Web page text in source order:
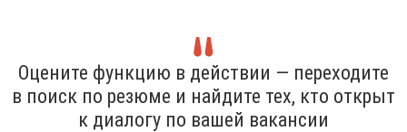
Оцените функцию в действии — переходите
в поиск по резюме и найдите тех, кто открыт
к диалогу по вашей вакансии